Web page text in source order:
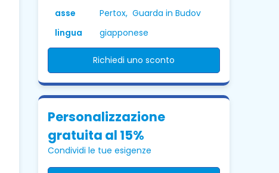
asse
Pertox, Guarda in Budov
lingua
giapponese
Richiedi uno sconto
Personalizzazione
gratuita al 15%
Condividi le tue esigenze